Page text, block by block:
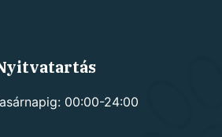
00:00-24:00